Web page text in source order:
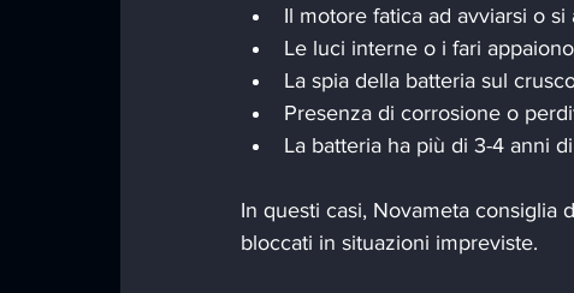
Il motore fatica ad avviarsi o
Le luci interne o i fari
La spia della batteria sul
Presenza di corrosione o
La batteria ha più di 3-4 anni
In questi casi, Novameta
bloccati in situazioni impreviste.